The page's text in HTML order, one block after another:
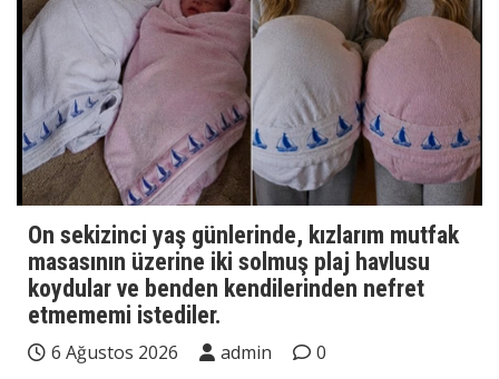
On sekizinci yaş günlerinde, kızlarım mutfak
masasının üzerine iki solmuş plaj havlusu
koydular ve benden kendilerinden nefret
etmememi istediler.
6 Ağustos 2026 admin
0